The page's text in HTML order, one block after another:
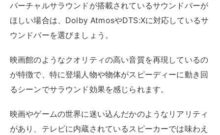
バーチャルサラウンドが搭載されているサウンドバーが
ほしい場合は、Dolby AtmosやDTS:Xに対応しているサ
ウンドバーを選びましょう。
映画館のようなクオリティの高い音質を再現しているの
が特徴で、特に登場人物や物体がスピーディーに動き回
るシーンでサラウンド効果を感じられます。
映画やゲームの世界に迷い込んだかのようなリアリティ
があり、テレビに内蔵されているスピーカーでは味わえ